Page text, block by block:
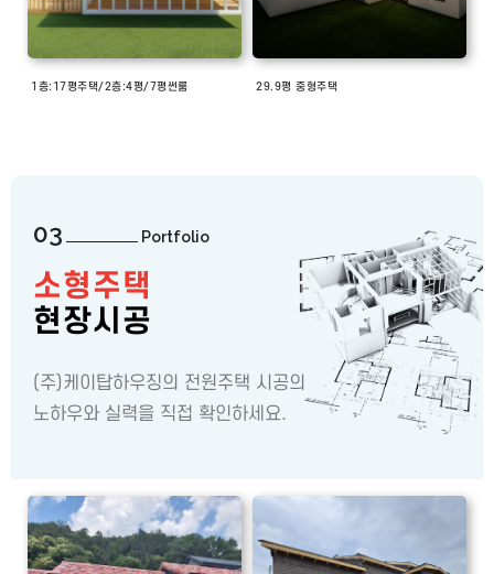
1층:17평주택/2층:4평/7평썬룸 29.9평 중형주택
03 Portfolio
소형주택
현장시공
(주)케이탑하우징의 전원주택 시공의
노하우와 실력을 직접 확인하세요.